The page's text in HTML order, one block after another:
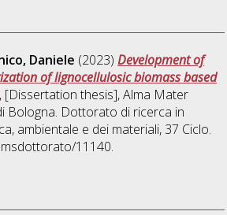
Daniele (2023)Development of
of lignocellulosic biomass based
, [Dissertation thesis], Alma Mater
Bologna. Dottorato di ricerca in
ambientale e dei materiali, 37 Ciclo.
11140.